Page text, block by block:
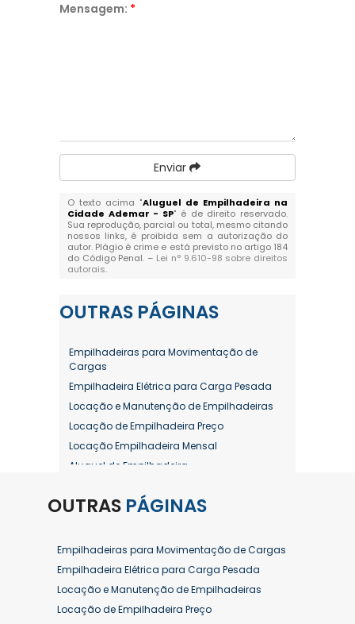
Mensagem: *
Enviar
O texto acima "Aluguel de Empilhadeira na
Cidade Ademar - SP" é de direito reservado.
Sua reprodução, parcial ou total, mesmo citando
nossos links, é proibida sem a autorização do
autor. Plágio é crime e está previsto no artigo 184
do Código Penal. – Lei n° 9.610-98 sobre direitos
autorais.
OUTRAS PÁGINAS
Empilhadeiras para Movimentação de
Cargas
Empilhadeira Elétrica para Carga Pesada
Locação e Manutenção de Empilhadeiras
Locação de Empilhadeira Preço
Locação Empilhadeira Mensal
Aluguel de Empilhadeira
Aluguel de Empilhadeira Diária Valor
Aluguel de Empilhadeira Elétrica Preço
Aluguel de Empilhadeira Mensal
Aluguel de Empilhadeira Preço
Aluguel de Empilhadeira Valor
OUTRAS PÁGINAS
Empilhadeiras para Movimentação de Cargas
Empilhadeira Elétrica para Carga Pesada
Locação e Manutenção de Empilhadeiras
Locação de Empilhadeira Preço